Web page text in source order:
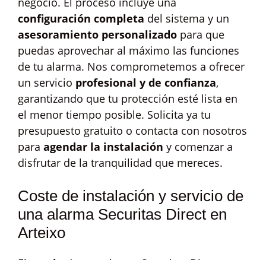
configuración completa del sistema y un
asesoramiento personalizado para que
puedas aprovechar al máximo las funciones
de tu alarma. Nos comprometemos a ofrecer
un servicio profesional y de confianza,
garantizando que tu protección esté lista en
el menor tiempo posible. Solicita ya tu
presupuesto gratuito o contacta con nosotros
para agendar la instalación y comenzar a
disfrutar de la tranquilidad que mereces.
Coste de instalación y servicio de
una alarma Securitas Direct en
Arteixo